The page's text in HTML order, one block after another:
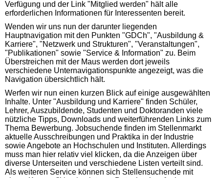
Verfügung und der Link "Mitglied werden" hält alle
erforderlichen Informationen für Interessenten bereit.
Wenden wir uns nun der darunter liegenden
Hauptnavigation mit den Punkten "GDCh", "Ausbildung &
Karriere", "Netzwerk und Strukturen", "Veranstaltungen",
"Publikationen" sowie "Service & Information" zu. Beim
Überstreichen mit der Maus werden dort jeweils
verschiedene Unternavigationspunkte angezeigt, was die
Navigation übersichtlich hält.
Werfen wir nun einen kurzen Blick auf einige ausgewählten
Inhalte. Unter "Ausbildung und Karriere" finden Schüler,
Lehrer, Auszubildende, Studenten und Doktoranden viele
nützliche Tipps, Downloads und weiterführenden Links zum
Thema Bewerbung. Jobsuchende finden im Stellenmarkt
aktuelle Ausschreibungen und Praktika in der Industrie
sowie Angebote an Hochschulen und Instituten. Allerdings
muss man hier relativ viel klicken, da die Anzeigen über
diverse Unterseiten und verschiedene Listen verteilt sind.
Als weiteren Service können sich Stellensuchende mit